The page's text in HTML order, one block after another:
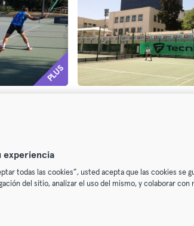
PLUS
experiencia
todas las cookies”, usted acepta que las cookies se
del sitio, analizar el uso del mismo, y colaborar